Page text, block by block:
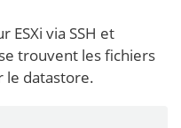
ESXi via SSH et
trouvent les fichiers
le datastore.